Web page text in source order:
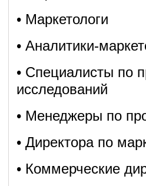
• Маркетологи
• Аналитики-
• Специалисты по
исследований
• Менеджеры по
• Директора по
• Коммерческие